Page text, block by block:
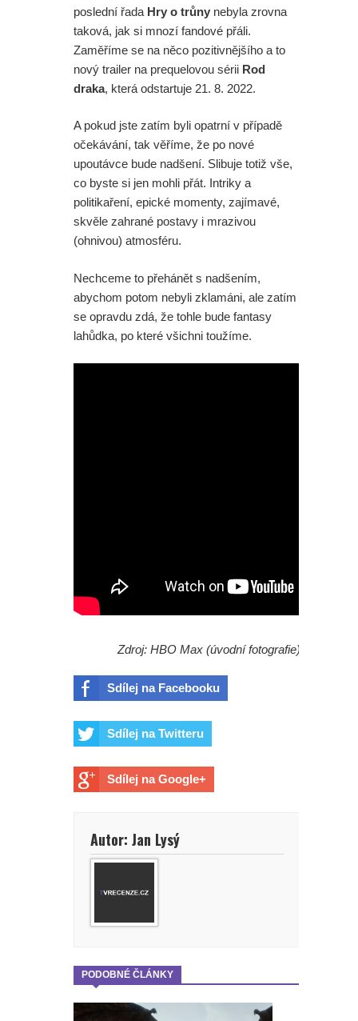
poslední řada Hry o trůny nebyla zrovna
taková, jak si mnozí fandové přáli.
Zaměříme se na něco pozitivnějšího a to
nový trailer na prequelovou sérii Rod
draka, která odstartuje 21. 8. 2022.
A pokud jste zatím byli opatrní v případě
očekávání, tak věříme, že po nové
upoutávce bude nadšení. Slibuje totiž vše,
co byste si jen mohli přát. Intriky a
politikaření, epické momenty, zajímavé,
skvěle zahrané postavy i mrazivou
(ohnivou) atmosféru.
Nechceme to přehánět s nadšením,
abychom potom nebyli zklamáni, ale zatím
se opravdu zdá, že tohle bude fantasy
lahůdka, po které všichni toužíme.
Zdroj: HBO Max (úvodní fotografie)
Sdílej na Facebooku
Sdílej na Twitteru
Sdílej na Google+
Autor: Jan Lysý
PODOBNÉ ČLÁNKY